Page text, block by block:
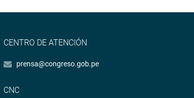
CENTRO DE ATENCIÓN
prensa@congreso.gob.pe
CNC